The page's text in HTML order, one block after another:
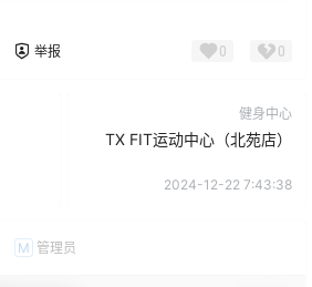
举报 0 0
健身中心
TX FIT运动中心（北苑店）
2024-12-22 7:43:38
M 管理员